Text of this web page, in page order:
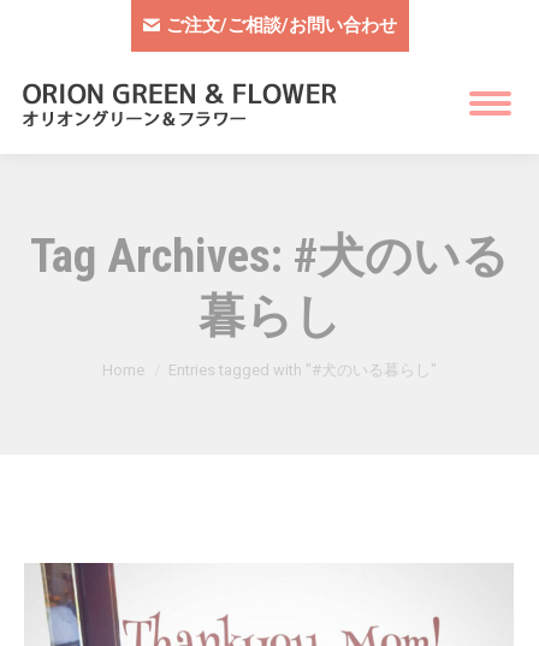
ご注文/ご相談/お問い合わせ
Tag Archives: #犬のいる
暮らし
You are here:
Home Entries tagged with "#犬のいる暮らし"